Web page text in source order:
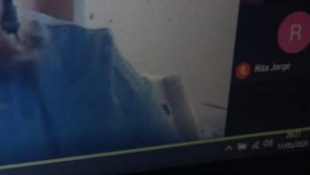
Desenvolvimento
Institucional 2023-2027